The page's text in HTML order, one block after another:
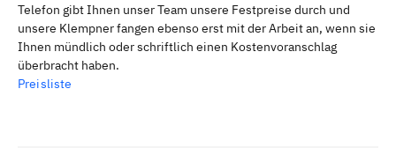
Telefon gibt Ihnen unser Team unsere Festpreise durch und
unsere Klempner fangen ebenso erst mit der Arbeit an, wenn sie
Ihnen mündlich oder schriftlich einen Kostenvoranschlag
überbracht haben.
Preisliste